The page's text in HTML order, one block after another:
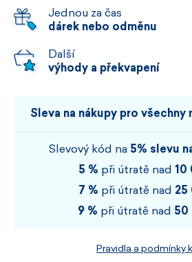
Jednou za čas
dárek nebo odměnu
Další
výhody a překvapení
Sleva na nákupy pro všechny
Slevový kód na 5% slevu
5 % při útratě nad 10
7 % při útratě nad 25
9 % při útratě nad 50
Pravidla a podmínky